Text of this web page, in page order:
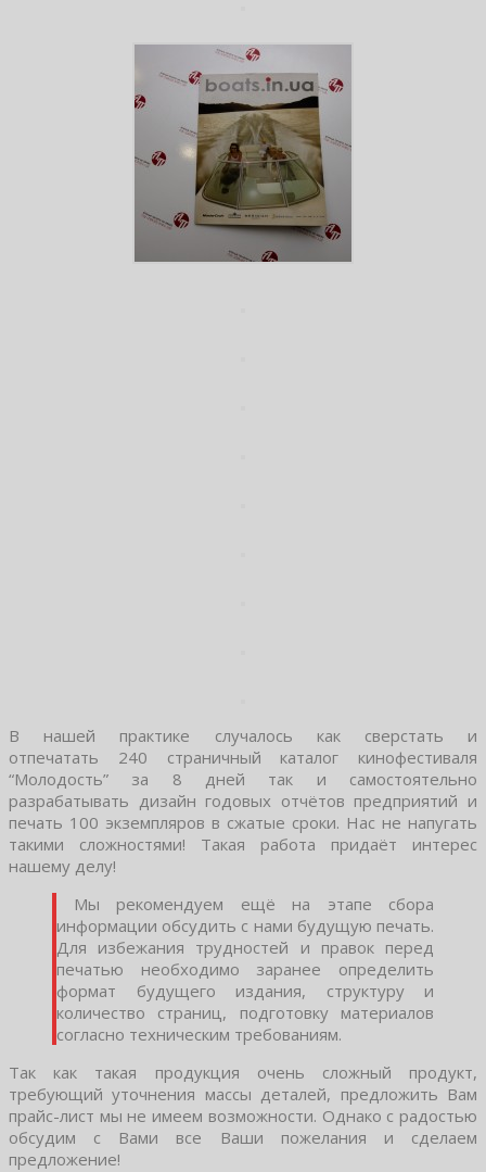
В нашей практике случалось как сверстать и
отпечатать 240 страничный каталог кинофестиваля
“Молодость” за 8 дней так и самостоятельно
разрабатывать дизайн годовых отчётов предприятий и
печать 100 экземпляров в сжатые сроки. Нас не напугать
такими сложностями! Такая работа придаёт интерес
нашему делу!
Мы рекомендуем ещё на этапе сбора
информации обсудить с нами будущую печать.
Для избежания трудностей и правок перед
печатью необходимо заранее определить
формат будущего издания, структуру и
количество страниц, подготовку материалов
согласно техническим требованиям.
Так как такая продукция очень сложный продукт,
требующий уточнения массы деталей, предложить Вам
прайс-лист мы не имеем возможности. Однако с радостью
обсудим с Вами все Ваши пожелания и сделаем
предложение!